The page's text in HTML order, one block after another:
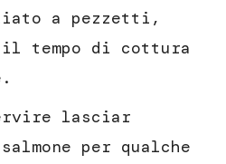
a pezzetti,
tempo di cottura
lasciar
per qualche